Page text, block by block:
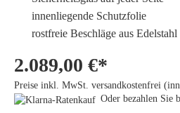
innenliegende Schutzfolie
rostfreie Beschläge aus Edelstahl
2.089,00 €*
Preise inkl. MwSt. versandkostenfrei
Oder bezahlen Sie